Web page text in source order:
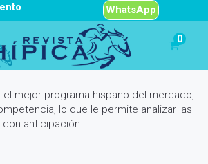
WhatsApp
el mejor programa hispano del mercado,
lo que le permite analizar las
anticipación